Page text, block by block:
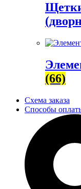
(66)
Схема заказа
Способы